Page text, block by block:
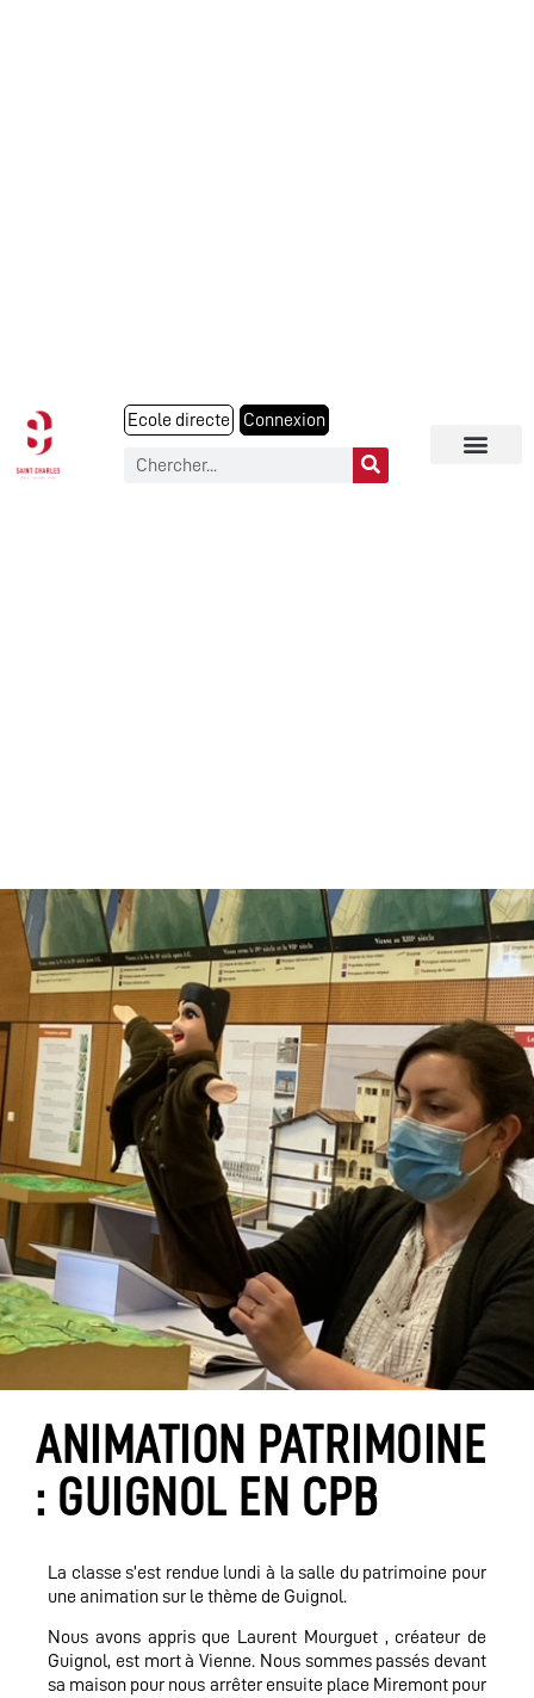
Ecole directe Connexion
ANIMATION PATRIMOINE
: GUIGNOL EN CPB
La classe s’est rendue lundi à la salle du patrimoine pour
une animation sur le thème de Guignol.
Nous avons appris que Laurent Mourguet , créateur de
Guignol, est mort à Vienne. Nous sommes passés devant
sa maison pour nous arrêter ensuite place Miremont pour